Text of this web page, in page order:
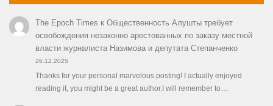
The Epoch Times к Общественность Алушты требует
освобождения незаконно арестованных по заказу местной
власти журналиста Назимова и депутата Степанченко
26.12.2025
Thanks for your personal marvelous posting! I actually enjoyed
reading it, you might be a great author.I will remember to…